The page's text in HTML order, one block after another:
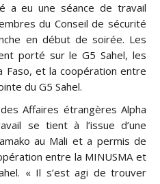
a eu une séance de travail
du Conseil de sécurité
en début de soirée. Les
porté sur le G5 Sahel, les
Faso, et la coopération entre
du G5 Sahel.
Affaires étrangères Alpha
se tient à l’issue d’une
au Mali et a permis de
entre la MINUSMA et
« Il s’est agi de trouver